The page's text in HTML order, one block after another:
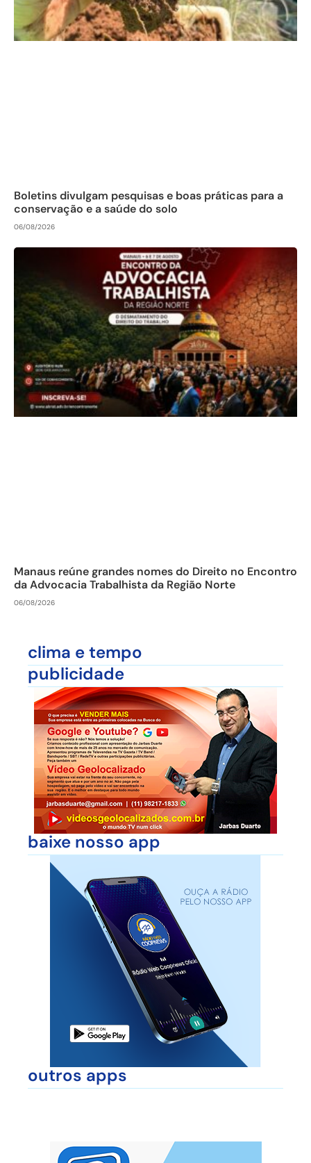
Boletins divulgam pesquisas e boas práticas para a
conservação e a saúde do solo
06/08/2026
Manaus reúne grandes nomes do Direito no Encontro
da Advocacia Trabalhista da Região Norte
06/08/2026
clima e tempo
publicidade
baixe nosso app
outros apps